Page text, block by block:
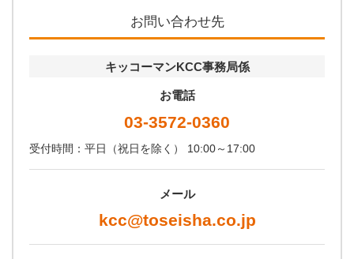
お問い合わせ先
キッコーマンKCC事務局係
お電話
03-3572-0360
受付時間：平日（祝日を除く） 10:00～17:00
メール
kcc@toseisha.co.jp